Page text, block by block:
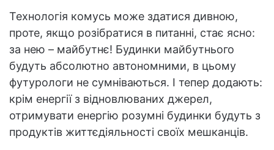
Технологія комусь може здатися дивною,
проте, якщо розібратися в питанні, стає ясно:
за нею – майбутнє! Будинки майбутнього
будуть абсолютно автономними, в цьому
футурологи не сумніваються. І тепер додають:
крім енергії з відновлюваних джерел,
отримувати енергію розумні будинки будуть з
продуктів життєдіяльності своїх мешканців.